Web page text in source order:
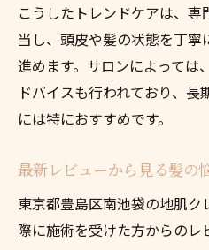
こうしたトレンドケアは、
当し、頭皮や髪の状態を丁
進めます。サロンによっては
ドバイスも行われており、
には特におすすめです。
最新レビューから見る髪の
東京都豊島区南池袋の地肌
際に施術を受けた方からの